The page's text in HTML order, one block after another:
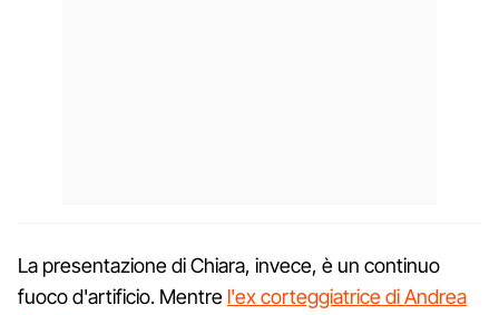
La presentazione di Chiara, invece, è un continuo
fuoco d'artificio. Mentre l'ex corteggiatrice di Andrea